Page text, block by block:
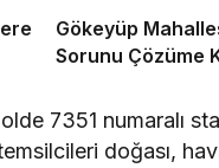
Gökeyüp
Sorunu Çözüme
7351 numaralı
doğası,